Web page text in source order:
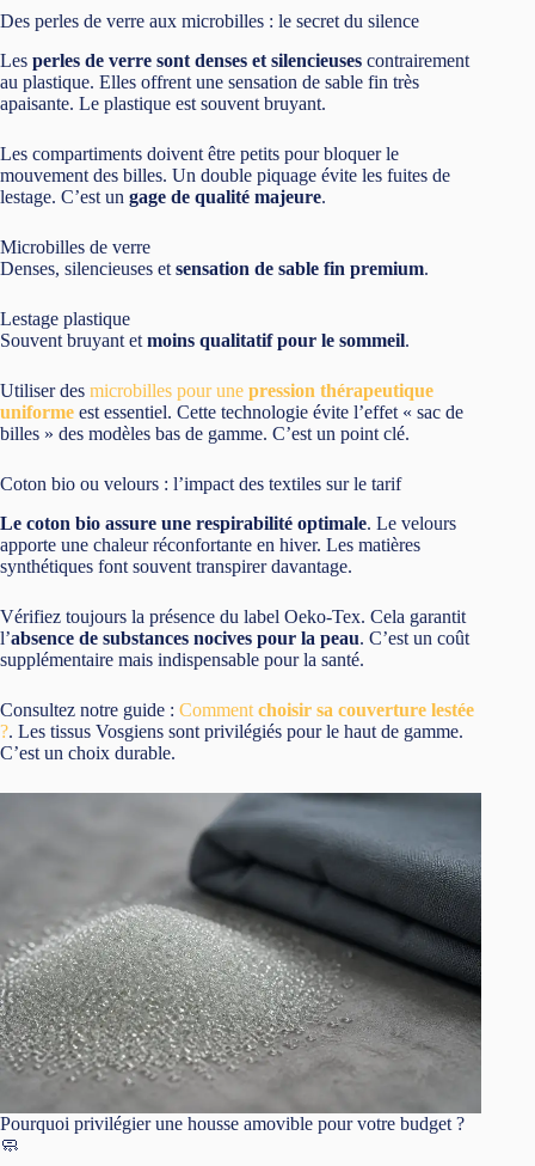
Des perles de verre aux microbilles : le secret du silence
Les perles de verre sont denses et silencieuses contrairement
au plastique. Elles offrent une sensation de sable fin très
apaisante. Le plastique est souvent bruyant.
Les compartiments doivent être petits pour bloquer le
mouvement des billes. Un double piquage évite les fuites de
lestage. C’est un gage de qualité majeure.
Microbilles de verre
Denses, silencieuses et sensation de sable fin premium.
Lestage plastique
Souvent bruyant et moins qualitatif pour le sommeil.
Utiliser des microbilles pour une pression thérapeutique
uniforme est essentiel. Cette technologie évite l’effet « sac de
billes » des modèles bas de gamme. C’est un point clé.
Coton bio ou velours : l’impact des textiles sur le tarif
Le coton bio assure une respirabilité optimale. Le velours
apporte une chaleur réconfortante en hiver. Les matières
synthétiques font souvent transpirer davantage.
Vérifiez toujours la présence du label Oeko-Tex. Cela garantit
l’absence de substances nocives pour la peau. C’est un coût
supplémentaire mais indispensable pour la santé.
Consultez notre guide : Comment choisir sa couverture lestée
?. Les tissus Vosgiens sont privilégiés pour le haut de gamme.
C’est un choix durable.
Pourquoi privilégier une housse amovible pour votre budget ?
🧼